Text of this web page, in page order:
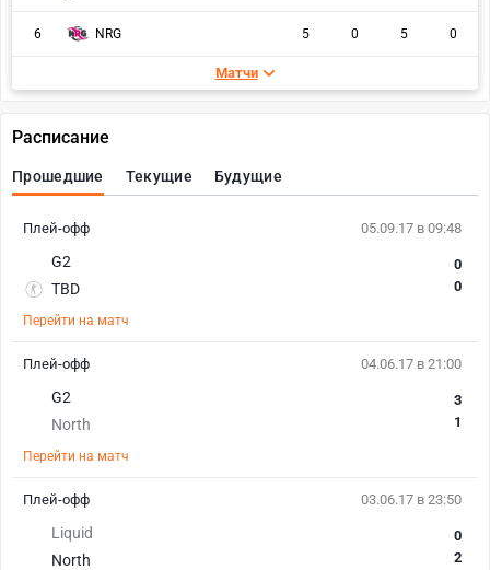
6 NRG 5 0 5 0
Матчи
Расписание
Прошедшие Текущие Будущие
05.09.17 в 09:48
G2
TBD
0
0
Перейти на матч
Плей-офф
04.06.17 в 21:00
G2
North
3
1
Перейти на матч
Плей-офф
03.06.17 в 23:50
Liquid
North
0
2
Плей-офф